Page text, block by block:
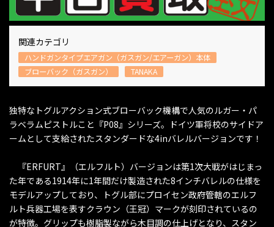
関連カテゴリ
ハンドガンタイプエアガン（ガスガン/エアーガン）本体
ブローバック（ガスガン）
TANAKA
独特なトグルアクション式ブローバック機構で人気のルガー・パ
ラベラムピストルこと『P08』シリーズ。ドイツ軍将校のサイドア
ームとして支給されたスタンダードな4inバレルバージョンです！
『ERFURT』（エルフルト）バージョンは第1次大戦がはじまっ
た年である1914年に1年間だけ製造された8インチバレルの仕様を
モデルアップしており、トグル部にプロイセン政府管轄のエルフ
ルト兵器工場を表すクラウン（王冠）マークが刻印されているの
が特徴。グリップも樹脂製ながら木目調の仕上げとなり、スタン